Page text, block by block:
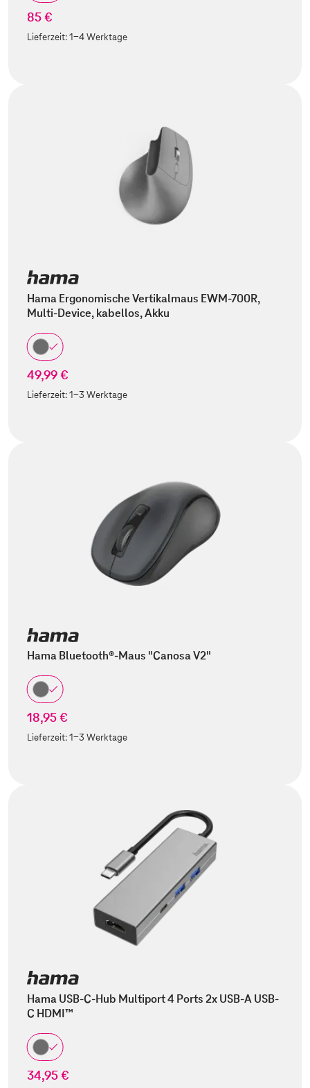
85 €
Lieferzeit:1-4 Werktage
Hama Ergonomische Vertikalmaus EWM-700R,
Multi-Device, kabellos, Akku
49,99 €
Lieferzeit:1-3 Werktage
Hama Bluetooth®-Maus "Canosa V2"
18,95 €
Lieferzeit:1-3 Werktage
Hama USB-C-Hub Multiport 4 Ports 2x USB-A USB-
C HDMI™
34,95 €